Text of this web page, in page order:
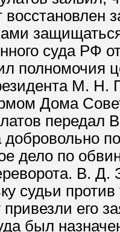
восстановлен
суда РФ
полномочия
М.
Дома
передал
дело по
В. Д.
судьи
его
был